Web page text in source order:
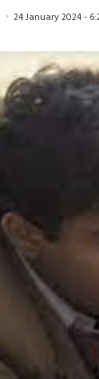
24 January 2024 -